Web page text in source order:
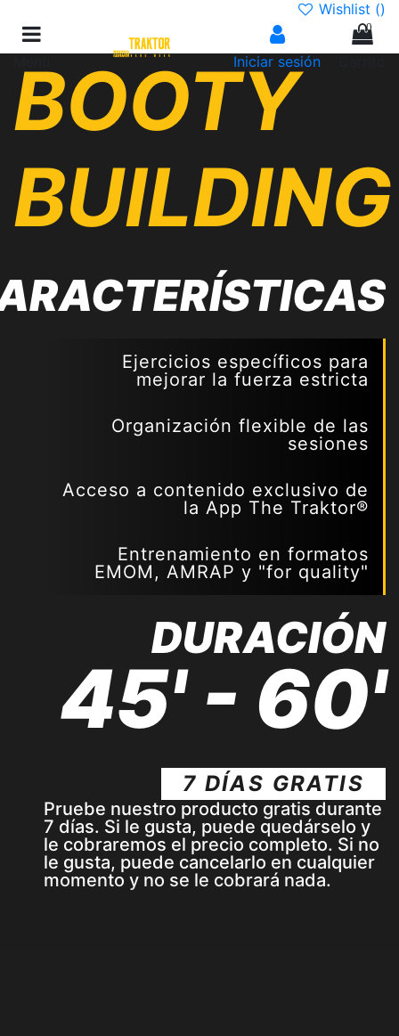
Wishlist ()
Iniciar sesión
0
BOOTY
BUILDING
Ejercicios específicos para
mejorar la fuerza estricta
Organización flexible de las
sesiones
Acceso a contenido exclusivo de
la App The Traktor®
Entrenamiento en formatos
EMOM, AMRAP y "for quality"
DURACIÓN
45' - 60'
7 DÍAS GRATIS
Pruebe nuestro producto gratis durante
7 días. Si le gusta, puede quedárselo y
le cobraremos el precio completo. Si no
le gusta, puede cancelarlo en cualquier
momento y no se le cobrará nada.